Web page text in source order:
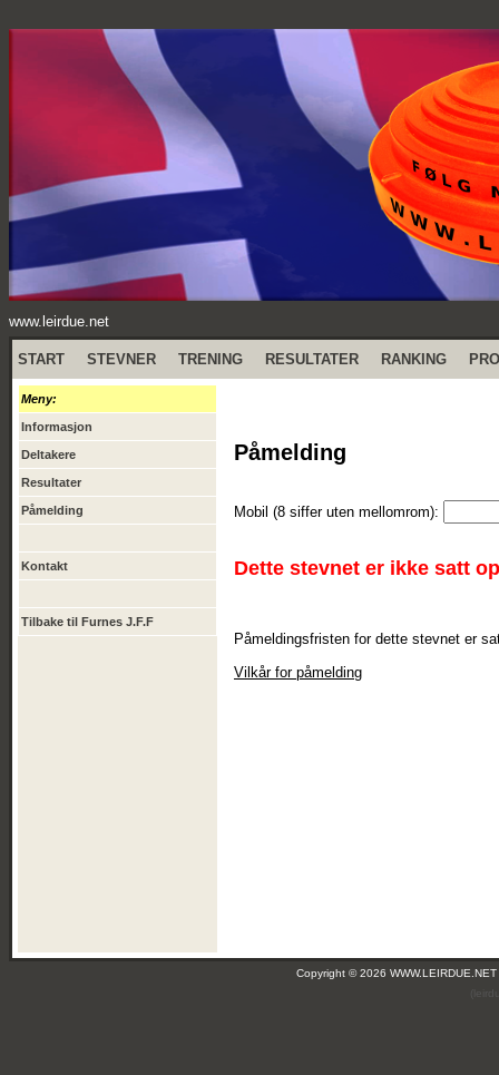
www.leirdue.net
START STEVNER TRENING RESULTATER RANKING
Meny:
Informasjon
Deltakere
Resultater
Påmelding
Kontakt
Tilbake til Furnes J.F.F
Påmelding
Mobil (8 siffer uten mellomrom):
Dette stevnet er ikke satt
Påmeldingsfristen for dette stevnet er
Vilkår for påmelding
Copyright © 2026